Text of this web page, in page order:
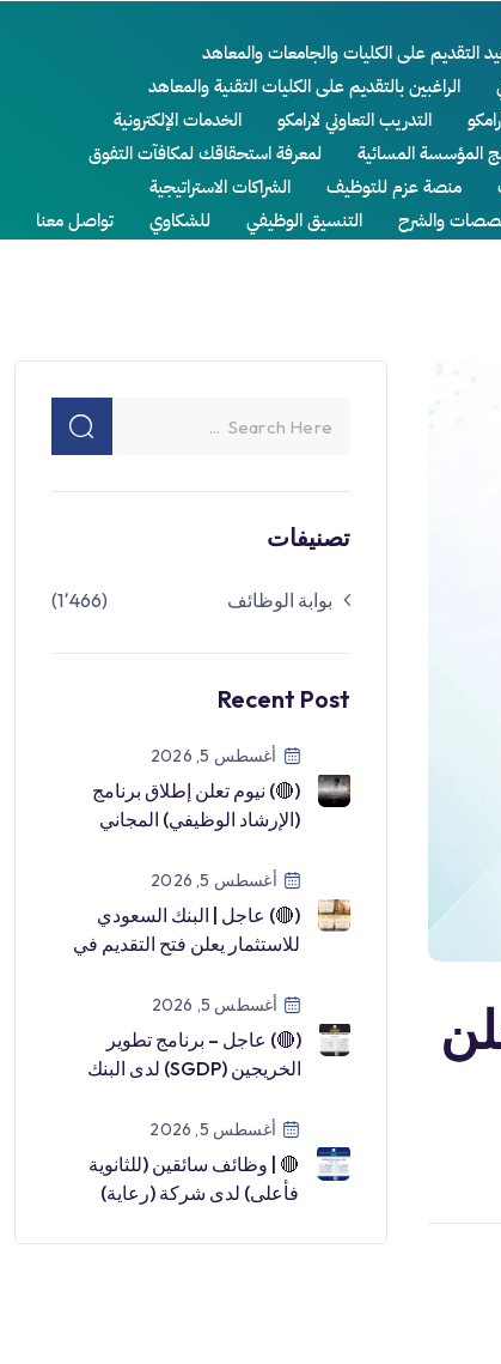
التقديم على الكليات والجامعات والمعاهد
الراغبين بالتقديم على الكليات التقنية والمعاهد
التدريب التعاوني لارامكو
الخدمات الإلكترونية
المؤسسة المسائية
لمعرفة استحقاقك لمكافآت التفوق
منصة عزم للتوظيف
الشراكات الاستراتيجية
والشرح التنسيق الوظيفي للشكاوي تواصل معنا
تصنيفات
بوابة الوظائف (1٬466)
Recent Post
أغسطس 5, 2026
(🔴) نيوم تعلن إطلاق برنامج
(الإرشاد الوظيفي) المجاني
عمل:▪ […]
أغسطس 5, 2026
(🔴) عاجل | البنك السعودي
للاستثمار يعلن فتح التقديم في
2026م): […]أغسطس 5, 2026
(🔴) عاجل – برنامج تطوير
الخريجين (SGDP) لدى البنك
نساء) لعا […]
أغسطس 5, 2026
🔴 | وظائف سائقين (للثانوية
فأعلى) لدى شركة (رعاية)